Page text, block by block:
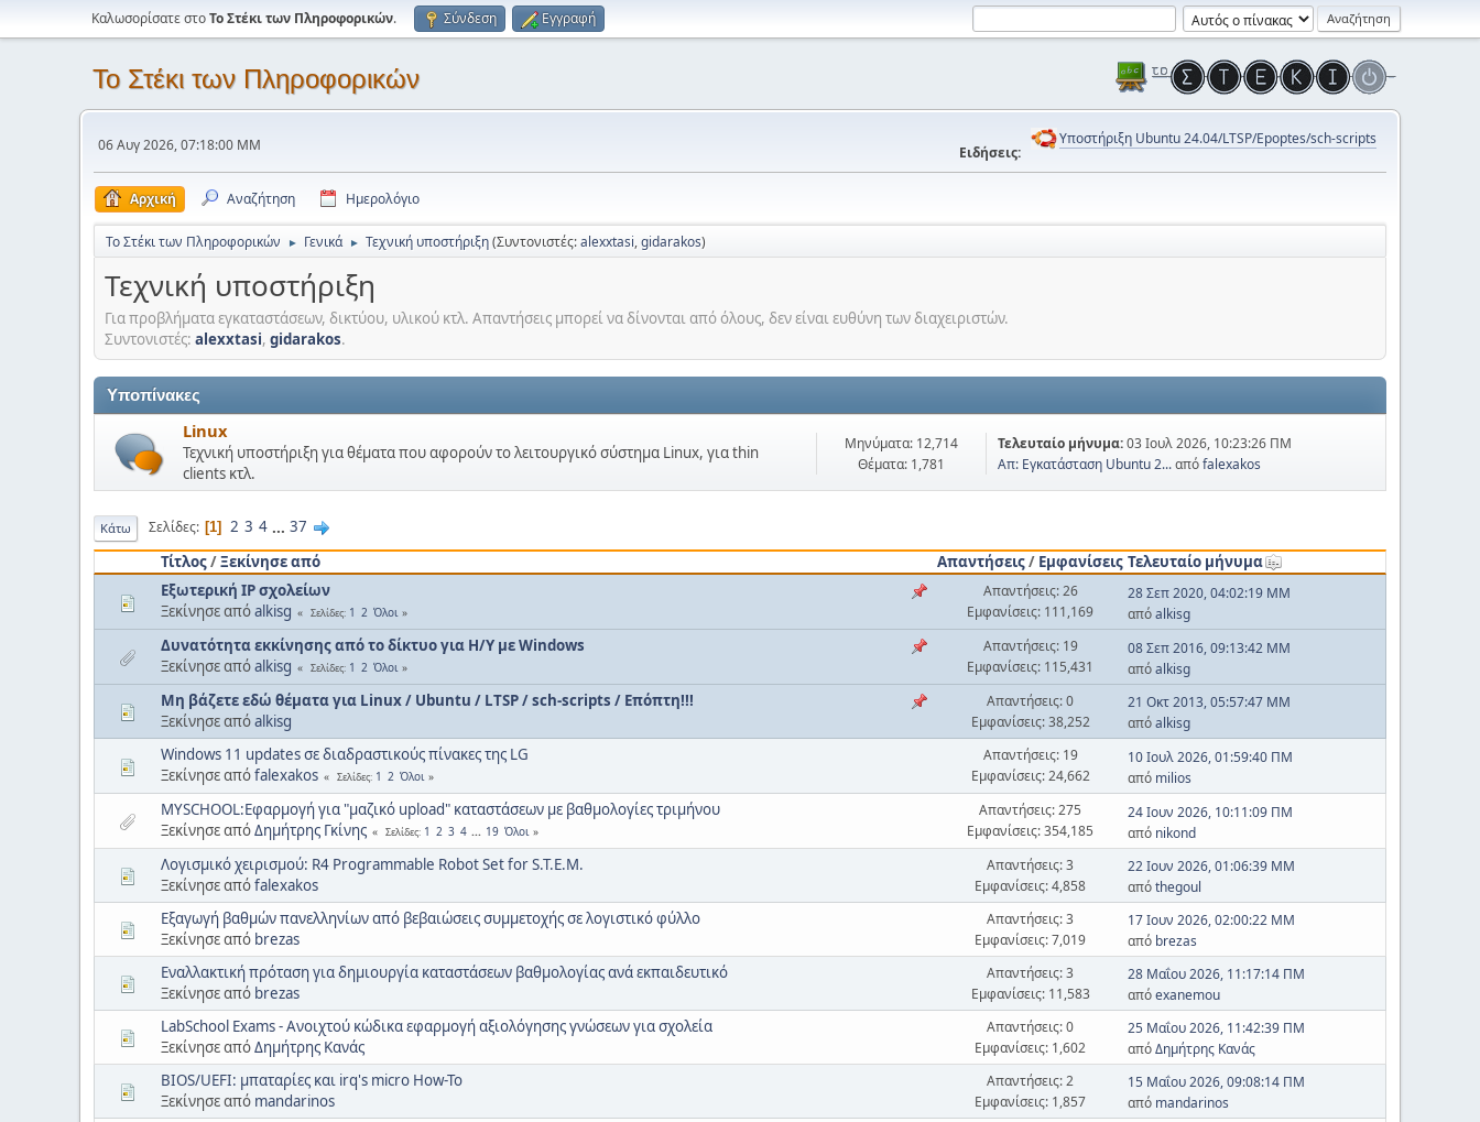
Καλωσορίσατε στοΤο Στέκι των Πληροφορικών. Σύνδεση Εγγραφή
Το Στέκι των Πληροφορικών
06 Αυγ 2026, 07:18:00 ΜΜ Ειδήσεις:
Υποστήριξη Ubuntu 24.04/LTSP/Epoptes/sch-scripts
Αρχική Αναζήτηση Ημερολόγιο
Το Στέκι των Πληροφορικών ► Γενικά ► Τεχνική υποστήριξη(Συντονιστές:alexxtasi,gidarakos)
Τεχνική υποστήριξη
Για προβλήματα εγκαταστάσεων, δικτύου, υλικού κτλ. Απαντήσεις μπορεί να δίνονται από όλους, δεν είναι ευθύνη των διαχειριστών.
Συντονιστές: alexxtasi, gidarakos.
Υποπίνακες
Linux
Τεχνική υποστήριξη για θέματα που αφορούν το λειτουργικό σύστημα Linux, για thin
clients κτλ.
Μηνύματα: 12,714
Θέματα: 1,781
Τελευταίο μήνυμα:03 Ιουλ 2026, 10:23:26 ΠΜ
Απ: Εγκατάσταση Ubuntu 2...απόfalexakos
Κάτω Σελίδες 1 2 3 4 ... 37
Τίτλος/Ξεκίνησε από Απαντήσεις/ Εμφανίσεις Τελευταίο μήνυμα
Εξωτερική IP σχολείων
Ξεκίνησε απόalkisg Σελίδες 1 2 Όλοι
Απαντήσεις: 26
Εμφανίσεις: 111,169
28 Σεπ 2020, 04:02:19 ΜΜ
απόalkisg
Δυνατότητα εκκίνησης από το δίκτυο για Η/Υ με Windows
Ξεκίνησε απόalkisg Σελίδες 1 2 Όλοι
Απαντήσεις: 19
Εμφανίσεις: 115,431
08 Σεπ 2016, 09:13:42 ΜΜ
απόalkisg
Μη βάζετε εδώ θέματα για Linux / Ubuntu / LTSP / sch-scripts / Επόπτη!!!
Ξεκίνησε απόalkisg
Απαντήσεις: 0
Εμφανίσεις: 38,252
21 Οκτ 2013, 05:57:47 ΜΜ
απόalkisg
Windows 11 updates σε διαδραστικούς πίνακες της LG
Ξεκίνησε απόfalexakos Σελίδες 1 2 Όλοι
Απαντήσεις: 19
Εμφανίσεις: 24,662
10 Ιουλ 2026, 01:59:40 ΠΜ
από milios
MYSCHOOL:Εφαρμογή για "μαζικό upload" καταστάσεων με βαθμολογίες τριμήνου
Ξεκίνησε απόΔημήτρης Γκίνης Σελίδες 1 2 3 4 ... 19 Όλοι
Απαντήσεις: 275
Εμφανίσεις: 354,185
24 Ιουν 2026, 10:11:09 ΠΜ
από nikond
Λογισμικό χειρισμού: R4 Programmable Robot Set for S.T.E.M.
Ξεκίνησε απόfalexakos
Απαντήσεις: 3
Εμφανίσεις: 4,858
22 Ιουν 2026, 01:06:39 ΜΜ
απόthegoul
Εξαγωγή βαθμών πανελληνίων από βεβαιώσεις συμμετοχής σε λογιστικό φύλλο
Ξεκίνησε από brezas
Απαντήσεις: 3
Εμφανίσεις: 7,019
17 Ιουν 2026, 02:00:22 ΜΜ
από brezas
Εναλλακτική πρόταση για δημιουργία καταστάσεων βαθμολογίας ανά εκπαιδευτικό
Ξεκίνησε από brezas
Απαντήσεις: 3
Εμφανίσεις: 11,583
28 Μαΐου 2026, 11:17:14 ΠΜ
απόexanemou
LabSchool Exams - Ανοιχτού κώδικα εφαρμογή αξιολόγησης γνώσεων για σχολεία
Ξεκίνησε απόΔημήτρης Κανάς
Απαντήσεις: 0
Εμφανίσεις: 1,602
25 Μαΐου 2026, 11:42:39 ΠΜ
απόΔημήτρης Κανάς
BIOS/UEFI: μπαταρίες και irq's micro How-To
Ξεκίνησε από mandarinos
Απαντήσεις: 2
Εμφανίσεις: 1,857
15 Μαΐου 2026, 09:08:14 ΠΜ
από mandarinos